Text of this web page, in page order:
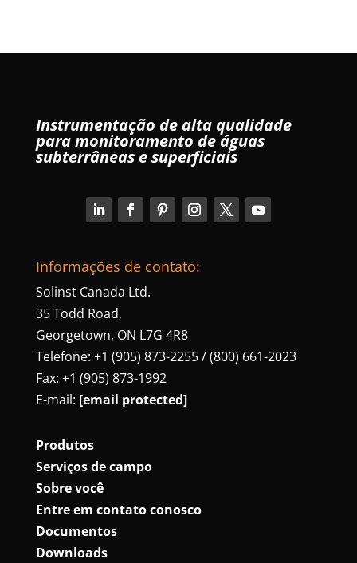
Instrumentação de alta qualidade
para monitoramento de águas
subterrâneas e superficiais
Informações de contato:
Solinst Canada Ltd.
35 Todd Road,
Georgetown, ON L7G 4R8
Telefone: +1 (905) 873-2255 / (800) 661-2023
Fax: +1 (905) 873-1992
E-mail: [email protected]
Produtos
Serviços de campo
Sobre você
Entre em contato conosco
Documentos
Downloads